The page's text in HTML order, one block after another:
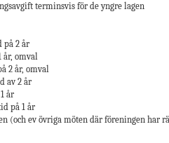
terminsvis för de yngre lagen
på 2 år
år, omval
2 år, omval
av 2 år
år
på 1 år
(och ev övriga möten där föreningen har